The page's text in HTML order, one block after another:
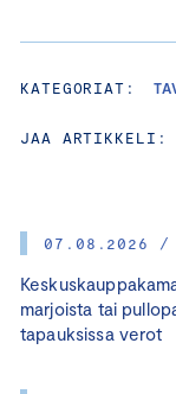
07.08.2026 /
marjoista tai
tapauksissa verot
KATEGORIAT:
JAA ARTIKKELI: